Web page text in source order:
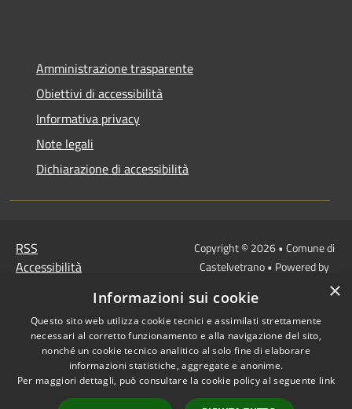
Amministrazione trasparente
Obiettivi di accessibilità
Informativa privacy
Note legali
Dichiarazione di accessibilità
RSS
Accessibilità
Mappa del sito
Link
Protocollo Urbi Smart
Cedolino Online
Copyright © 2026 • Comune di
Castelvetrano • Powered by
redazione
×
Informazioni sui cookie
Questo sito web utilizza cookie tecnici e assimilati strettamente
necessari al corretto funzionamento e alla navigazione del sito,
nonché un cookie tecnico analitico al solo fine di elaborare
informazioni statistiche, aggregate e anonime.
Per maggiori dettagli, può consultare la cookie policy al seguente link